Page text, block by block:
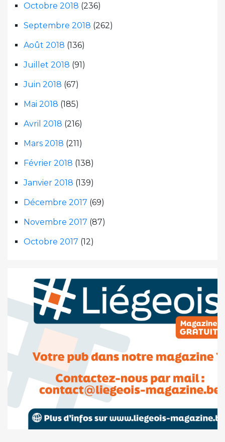
Octobre 2018 (236)
Septembre 2018 (262)
Août 2018 (136)
Juillet 2018 (91)
Juin 2018 (67)
Mai 2018 (185)
Avril 2018 (216)
Mars 2018 (211)
Février 2018 (138)
Janvier 2018 (139)
Décembre 2017 (69)
Novembre 2017 (87)
Octobre 2017 (12)